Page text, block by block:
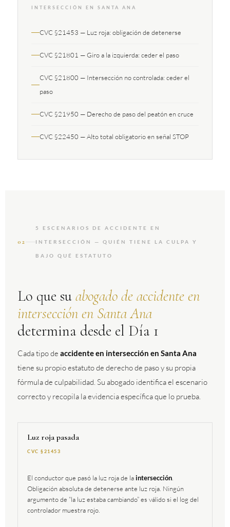
INTERSECCIÓN EN SANTA ANA
CVC §21453 — Luz roja: obligación de detenerse
CVC §21801 — Giro a la izquierda: ceder el paso
CVC §21800 — Intersección no controlada: ceder el
paso
CVC §21950 — Derecho de paso del peatón en cruce
CVC §22450 — Alto total obligatorio en señal STOP
02
5 ESCENARIOS DE ACCIDENTE EN
INTERSECCIÓN — QUIÉN TIENE LA CULPA Y
BAJO QUÉ ESTATUTO
Lo que su abogado de accidente en
intersección en Santa Ana
determina desde el Día 1
Cada tipo de accidente en intersección en Santa Ana
tiene su propio estatuto de derecho de paso y su propia
fórmula de culpabilidad. Su abogado identifica el escenario
correcto y recopila la evidencia específica que lo prueba.
Luz roja pasada
CVC §21453
El conductor que pasó la luz roja de laintersección.
Obligación absoluta de detenerse ante luz roja. Ningún
argumento de “la luz estaba cambiando” es válido si el log del
controlador muestra rojo.